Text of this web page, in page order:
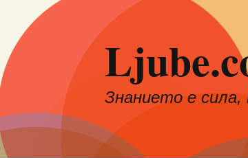
съдържанието
Знанието е